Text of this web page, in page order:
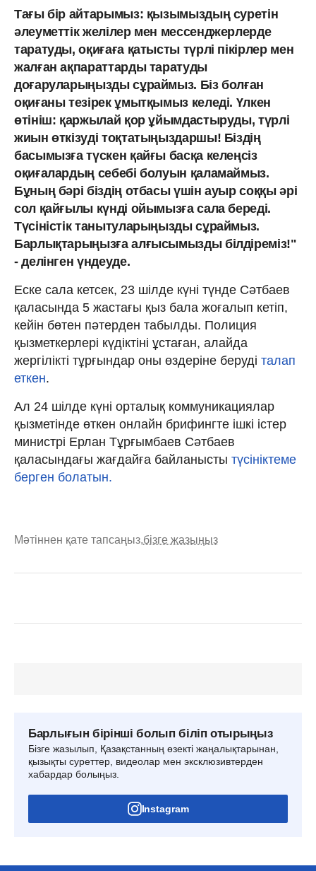
Тағы бір айтарымыз: қызымыздың суретін
әлеуметтік желілер мен мессенджерлерде
таратуды, оқиғаға қатысты түрлі пікірлер мен
жалған ақпараттарды таратуды
доғаруларыңызды сұраймыз. Біз болған
оқиғаны тезірек ұмытқымыз келеді. Үлкен
өтініш: қаржылай қор ұйымдастыруды, түрлі
жиын өткізуді тоқтатыңыздаршы! Біздің
басымызға түскен қайғы басқа келеңсіз
оқиғалардың себебі болуын қаламаймыз.
Бұның бәрі біздің отбасы үшін ауыр соққы әрі
сол қайғылы күнді ойымызға сала береді.
Түсіністік танытуларыңызды сұраймыз.
Барлықтарыңызға алғысымызды білдіреміз!"
- делінген үндеуде.
Еске сала кетсек, 23 шілде күні түнде Сәтбаев
қаласында 5 жастағы қыз бала жоғалып кетіп,
кейін бөтен пәтерден табылды. Полиция
қызметкерлері күдіктіні ұстаған, алайда
жергілікті тұрғындар оны өздеріне беруді талап
еткен.
Ал 24 шілде күні орталық коммуникациялар
қызметінде өткен онлайн брифингте ішкі істер
министрі Ерлан Тұрғымбаев Сәтбаев
қаласындағы жағдайға байланысты түсініктеме
берген болатын.
Мәтіннен қате тапсаңыз,бізге жазыңыз
Барлығын бірінші болып біліп отырыңыз
Бізге жазылып, Қазақстанның өзекті жаңалықтарынан,
қызықты суреттер, видеолар мен эксклюзивтерден
хабардар болыңыз.
Instagram